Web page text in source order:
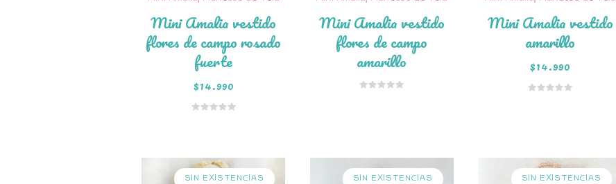
Añadir al
carrito
Mini Amalia vestido
flores de campo rosado
fuerte
$14.990
Mini Amalia vestido
flores de campo
amarillo
Añadir al
Mini Amalia vestido
amarillo
$14.990
SIN EXISTENCIAS SIN EXISTENCIAS SIN EXISTENCIAS